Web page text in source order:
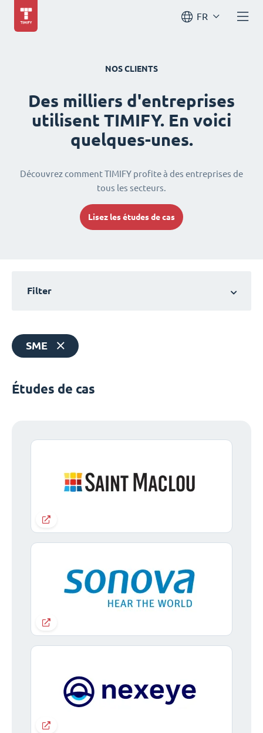
FR
NOS CLIENTS
Des milliers d'entreprises
utilisent TIMIFY. En voici
quelques-unes.
Découvrez comment TIMIFY profite à des entreprises de
tous les secteurs.
Lisez les études de cas
Filter
SME
Études de cas